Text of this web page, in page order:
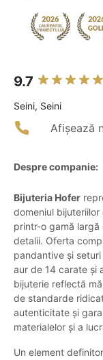
9.7
Seini, Seini
Afișează
Despre companie:
Bijuteria Hofer
domeniul
printr-o gamă
detalii. Oferta
pandantive și
aur de 14 carate și
bijuterie reflectă
de standarde
autenticitate și
materialelor și a
Un element